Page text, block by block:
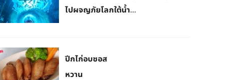
ไปผจญภัยโลกใต้น้ำ...
ปีกไก่อบซอส
หวาน